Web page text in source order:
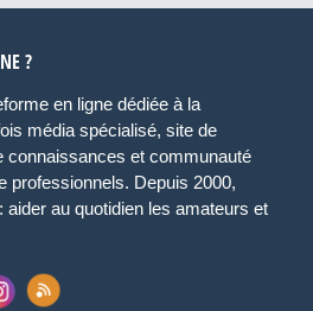
?
en ligne dédiée à la
média spécialisé, site de
connaissances et communauté
professionnels. Depuis 2000,
au quotidien les amateurs et